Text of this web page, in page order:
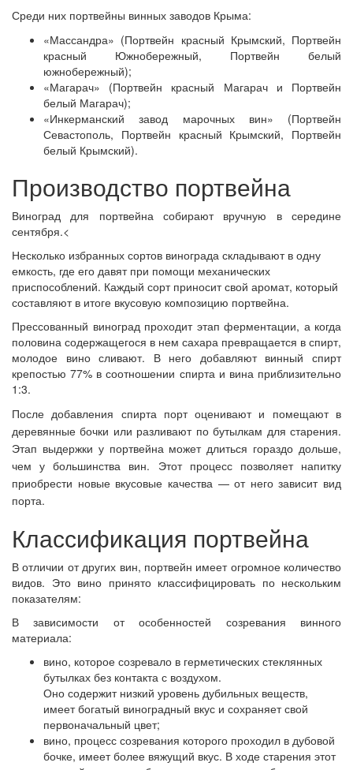
Среди них портвейны винных заводов Крыма:
«Массандра» (Портвейн красный Крымский, Портвейн
красный Южнобережный, Портвейн белый
южнобережный);
«Магарач» (Портвейн красный Магарач и Портвейн
белый Магарач);
«Инкерманский завод марочных вин» (Портвейн
Севастополь, Портвейн красный Крымский, Портвейн
белый Крымский).
Производство портвейна
Виноград для портвейна собирают вручную в середине
сентября.<
Несколько избранных сортов винограда складывают в одну
емкость, где его давят при помощи механических
приспособлений. Каждый сорт приносит свой аромат, который
составляют в итоге вкусовую композицию портвейна.
Прессованный виноград проходит этап ферментации, а когда
половина содержащегося в нем сахара превращается в спирт,
молодое вино сливают. В него добавляют винный спирт
крепостью 77% в соотношении спирта и вина приблизительно
1:3.
После добавления спирта порт оценивают и помещают в
деревянные бочки или разливают по бутылкам для старения.
Этап выдержки у портвейна может длиться гораздо дольше,
чем у большинства вин. Этот процесс позволяет напитку
приобрести новые вкусовые качества — от него зависит вид
порта.
Классификация портвейна
В отличии от других вин, портвейн имеет огромное количество
видов. Это вино принято классифицировать по нескольким
показателям:
В зависимости от особенностей созревания винного
материала:
вино, которое созревало в герметических стеклянных
бутылках без контакта с воздухом.
Оно содержит низкий уровень дубильных веществ,
имеет богатый виноградный вкус и сохраняет свой
первоначальный цвет;
вино, процесс созревания которого проходил в дубовой
бочке, имеет более вяжущий вкус. В ходе старения этот